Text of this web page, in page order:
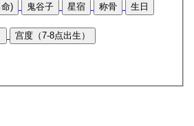
) 鬼谷子 星宿 称骨 生日
宫度（7-8点出生）